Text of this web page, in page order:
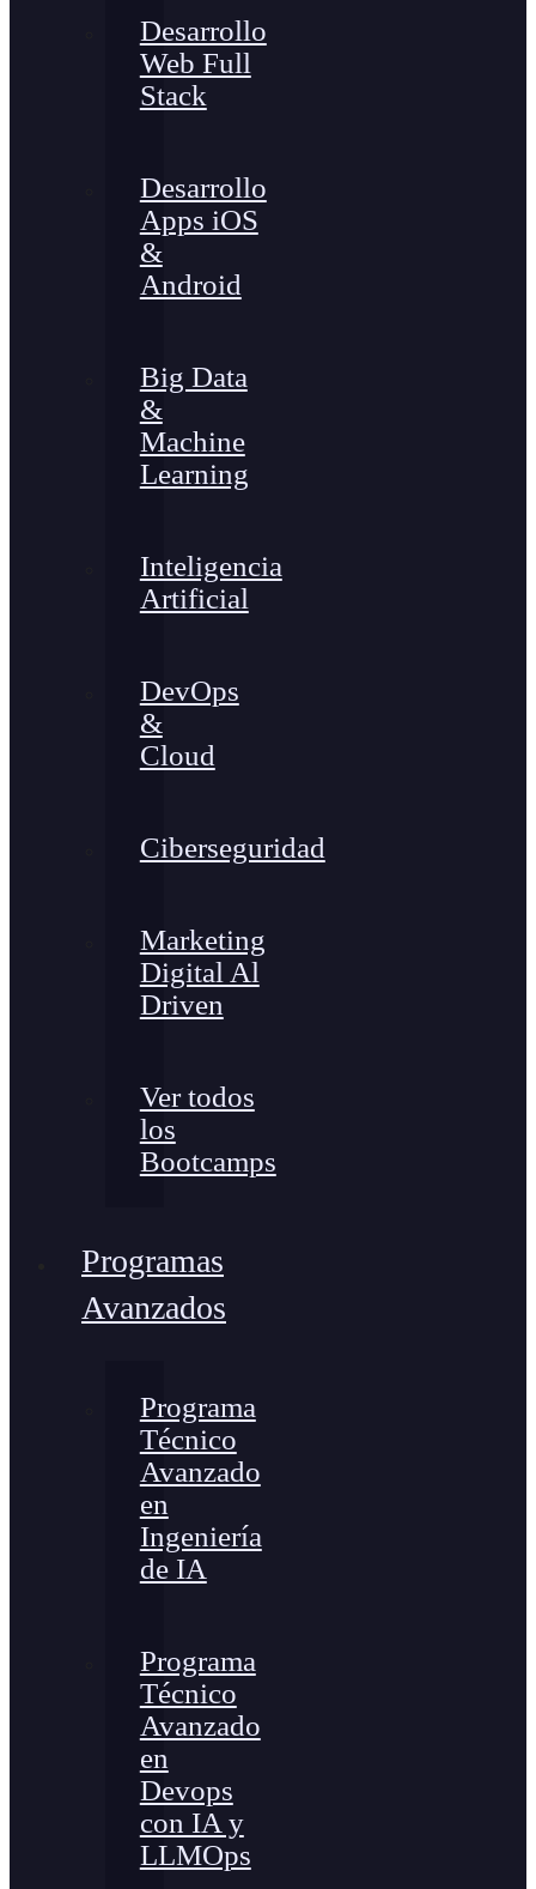
Desarrollo
Web Full
Stack
Desarrollo
Apps iOS
&
Android
Big Data
&
Machine
Learning
Inteligencia
Artificial
DevOps
&
Cloud
Ciberseguridad
Marketing
Digital Al
Driven
Ver todos
los
Bootcamps
Programas
Avanzados
Programa
Técnico
Avanzado
en
Ingeniería
de IA
Programa
Técnico
Avanzado
en
Devops
con IA y
LLMOps